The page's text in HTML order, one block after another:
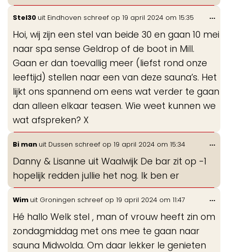
Stel30 uit Eindhoven schreef op 19 april 2024 om 15:35
Hoi, wij zijn een stel van beide 30 en gaan 10 mei
naar spa sense Geldrop of de boot in Mill.
Gaan er dan toevallig meer (liefst rond onze
leeftijd) stellen naar een van deze sauna’s. Het
lijkt ons spannend om eens wat verder te gaan
dan alleen elkaar teasen. Wie weet kunnen we
wat afspreken? X
...
Bi man uit Dussen schreef op 19 april 2024 om 15:34
Danny & Lisanne uit Waalwijk De bar zit op -1
hopelijk redden jullie het nog. Ik ben er
...
Wim uit Groningen schreef op 19 april 2024 om 11:47
Hé hallo Welk stel , man of vrouw heeft zin om
zondagmiddag met ons mee te gaan naar
sauna Midwolda. Om daar lekker le genieten
...